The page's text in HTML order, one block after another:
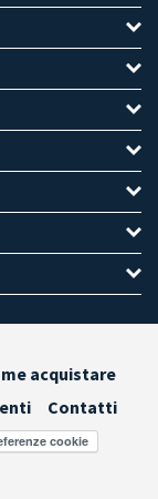
acquistare
Contatti
cookie